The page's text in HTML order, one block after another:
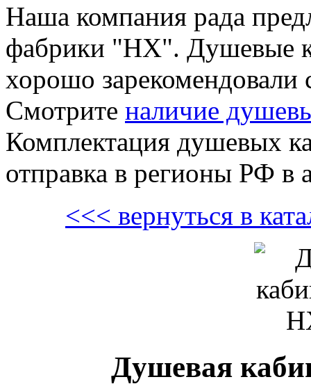
Наша компания рада
фабрики "HX". Душевые
хорошо зарекомендовали
Смотрите наличие
Комплектация душевых
отправка в регионы РФ в
<<< вернуться в
Душевая